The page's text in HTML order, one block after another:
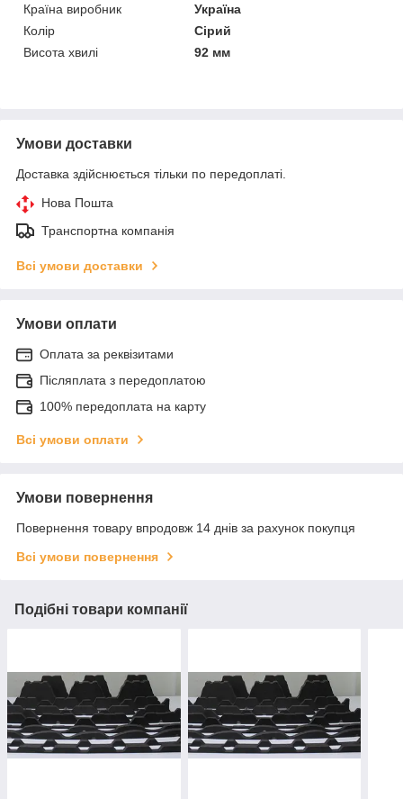
Країна виробник
Україна
Колір
Сірий
Висота хвилі
92 мм
Умови доставки
Доставка здійснюється тільки по передоплаті.
Нова Пошта
Транспортна компанія
Всі умови доставки
Умови оплати
Оплата за реквізитами
Післяплата з передоплатою
100% передоплата на карту
Всі умови оплати
Умови повернення
Повернення товару впродовж 14 днів за рахунок покупця
Всі умови повернення
Подібні товари компанії